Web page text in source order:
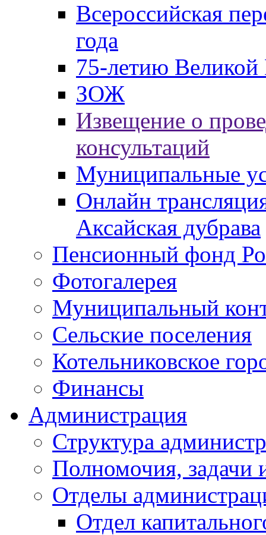
Всероссийская
года
75-летию
ЗОЖ
Извещение о
консультаций
Муниципальные
Онлайн
Аксайская дубрава
Пенсионный фонд
Фотогалерея
Муниципальный
Сельские поселения
Котельниковское
Финансы
Администрация
Структура
Полномочия, задачи
Отделы
Отдел